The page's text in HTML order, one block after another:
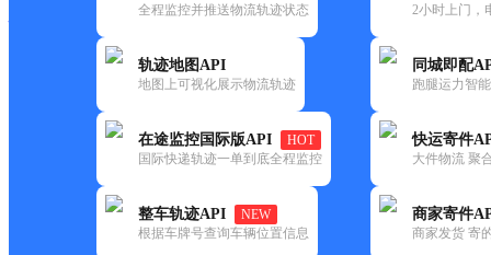
全程监控并推送物流轨迹状态
轨迹地图API
地图上可视化展示物流轨迹
在途监控国际版API
HOT
国际快递轨迹一单到底全程监控
整车轨迹API
NEW
根据车牌号查询车辆位置信息
2小时上门，
同城即配
跑腿运力智
快运寄件
大件物流 聚
商家寄件
商家发货 寄
邮政
彩屯邮政支局
更新时间：2021-12-03 00:00:00